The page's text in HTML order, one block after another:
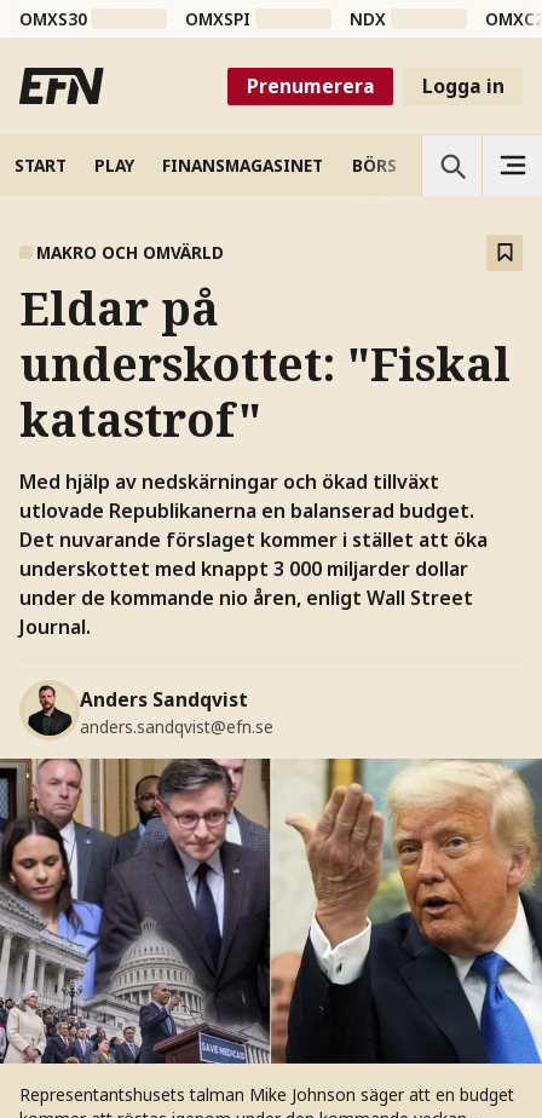
OMXS30 OMXSPI NDX
Prenumerera Logga in
START PLAY FINANSMAGASINET BÖRS VETENSKAP
MAKRO OCH OMVÄRLD
Eldar på
underskottet: "Fiskal
katastrof"
Med hjälp av nedskärningar och ökad tillväxt
utlovade Republikanerna en balanserad budget.
Det nuvarande förslaget kommer i stället att öka
underskottet med knappt 3 000 miljarder dollar
under de kommande nio åren, enligt Wall Street
Journal.
Anders Sandqvist
anders.sandqvist@efn.se
Representantshusets talman Mike Johnson säger att en budget